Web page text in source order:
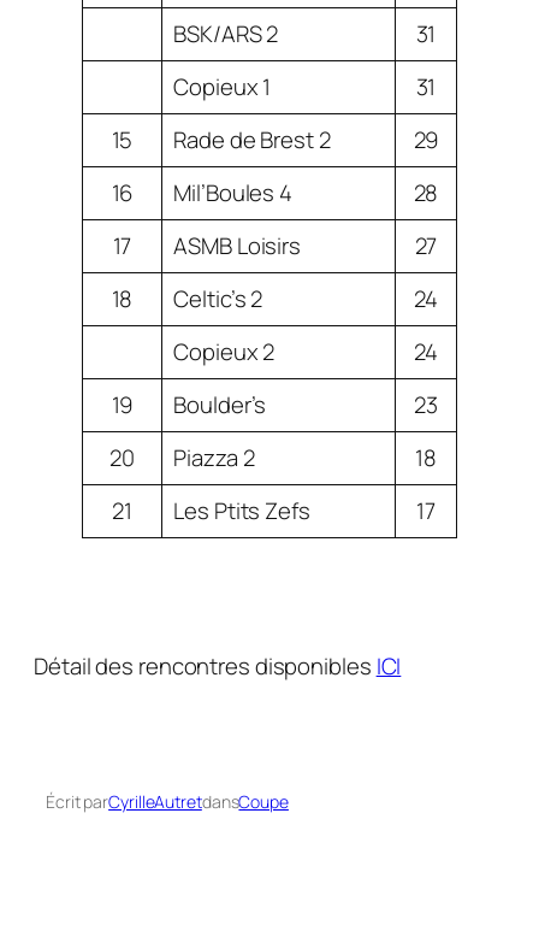
BSK/ARS 2
31
Copieux 1
31
15
Rade de Brest 2
29
16
Mil’Boules 4
28
17
ASMB Loisirs
27
18
Celtic’s 2
24
Copieux 2
24
19
Boulder’s
23
20
Piazza 2
18
21
Les Ptits Zefs 17
Détail des rencontres disponibles ICI
Écrit parCyrilleAutretdansCoupe